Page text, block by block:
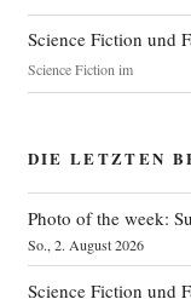
Science Fiction und
Science Fiction im
DIE LETZTEN
Photo of the week:
So., 2. August 2026
Science Fiction und